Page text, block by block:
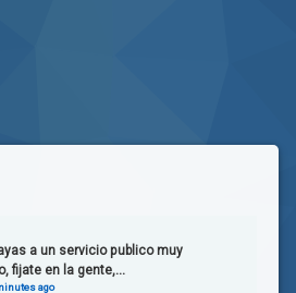
a un servicio publico muy
fijate en la gente,...
ago